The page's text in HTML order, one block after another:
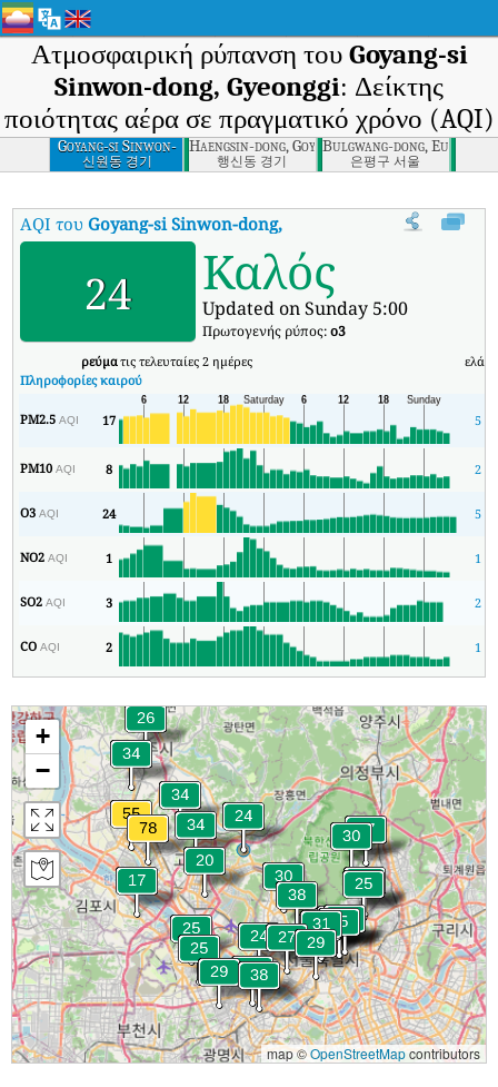
Ατμοσφαιρική ρύπανση του Goyang-si
Sinwon-dong, Gyeonggi: Δείκτης
ποιότητας αέρα σε πραγματικό χρόνο (AQI)
Goyang-si Sinwon-
dong, Gyeonggi
신원동 경기
Haengsin-dong, Goyang-si, Gyeonggi
행신동 경기
Bulgwang-dong,
은평구 서울
AQI τουGoyang-si Sinwon-dong, Gyeonggi Δείκτης
24 Καλός
Updated on Sunday 5:00
Πρωτογενής ρύπος:o3
ρεύματις τελευταίες 2 ημέρες ελάχ
Πληροφορίες καιρού
PM2.5AQI 17 5
PM10AQI 8 2
O3AQI 24 5
NO2AQI 1 1
SO2AQI 3 2
COAQI 2 1
+
−
map ©OpenStreetMapcontributors